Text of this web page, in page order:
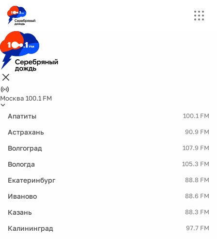
Москва 100.1 FM
Апатиты 100.1 FM
Астрахань 90.9 FM
Волгоград 107.9 FM
Вологда 105.3 FM
Екатеринбург 88.8 FM
Иваново 88.6 FM
Казань 88.3 FM
Калининград 97.7 FM